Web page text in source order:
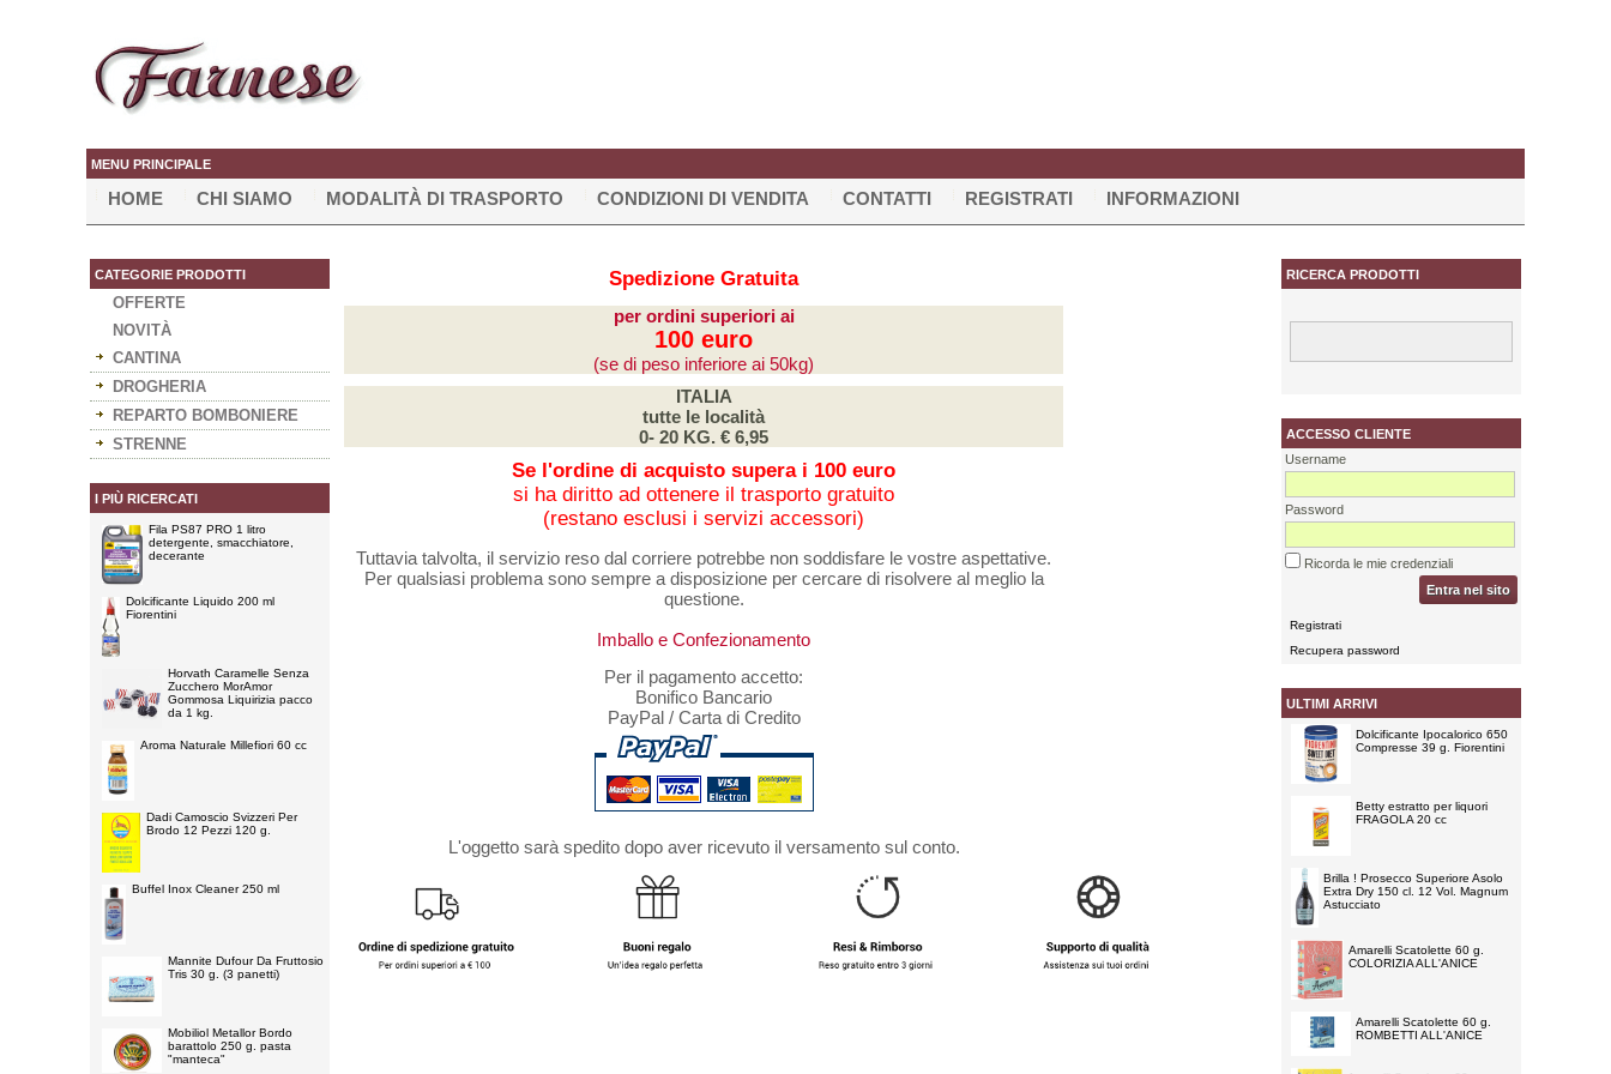
MENU PRINCIPALE
HOME CHI SIAMO MODALITÀ DI TRASPORTO CONDIZIONI DI VENDITA CONTATTI REGISTRATI INFORMAZIONI
CATEGORIE PRODOTTI
OFFERTE
NOVITÀ
CANTINA
DROGHERIA
REPARTO BOMBONIERE
STRENNE
I PIÙ RICERCATI
Fila PS87 PRO 1 litro
detergente, smacchiatore,
decerante
Dolcificante Liquido 200 ml
Fiorentini
Horvath Caramelle Senza
Zucchero MorAmor
Gommosa Liquirizia pacco
da 1 kg.
Aroma Naturale Millefiori 60 cc
Dadi Camoscio Svizzeri Per
Brodo 12 Pezzi 120 g.
Buffel Inox Cleaner 250 ml
Mannite Dufour Da Fruttosio
Tris 30 g. (3 panetti)
Mobiliol Metallor Bordo
barattolo 250 g. pasta
"manteca"
Spedizione Gratuita
per ordini superiori ai
100 euro
(se di peso inferiore ai 50kg)
ITALIA
tutte le località
0- 20 KG. € 6,95
Se l'ordine di acquisto supera i 100 euro
si ha diritto ad ottenere il trasporto gratuito
(restano esclusi i servizi accessori)
Tuttavia talvolta, il servizio reso dal corriere potrebbe non soddisfare le vostre aspettative.
Per qualsiasi problema sono sempre a disposizione per cercare di risolvere al meglio la
questione.
Imballo e Confezionamento
Per il pagamento accetto:
Bonifico Bancario
PayPal / Carta di Credito
L'oggetto sarà spedito dopo aver ricevuto il versamento sul conto.
RICERCA PRODOTTI
ACCESSO CLIENTE
Username
Password
Ricorda le mie credenziali
Entra nel sito
Registrati
Recupera password
ULTIMI ARRIVI
Dolcificante Ipocalorico 650
Compresse 39 g. Fiorentini
Betty estratto per liquori
FRAGOLA 20 cc
Brilla ! Prosecco Superiore Asolo
Extra Dry 150 cl. 12 Vol. Magnum
Astucciato
Amarelli Scatolette 60 g.
COLORIZIA ALL'ANICE
Amarelli Scatolette 60 g.
ROMBETTI ALL'ANICE